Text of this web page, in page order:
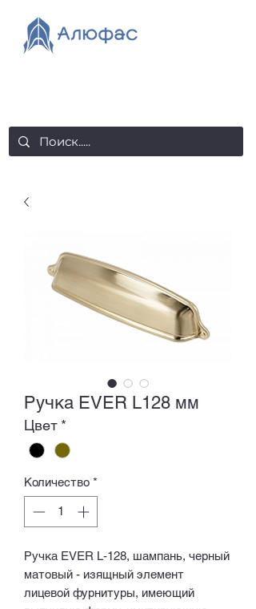
Ручка EVER L128 мм
Цвет *
Количество *
Ручка EVER L-128, шампань, черный
матовый - изящный элемент
лицевой фурнитуры, имеющий